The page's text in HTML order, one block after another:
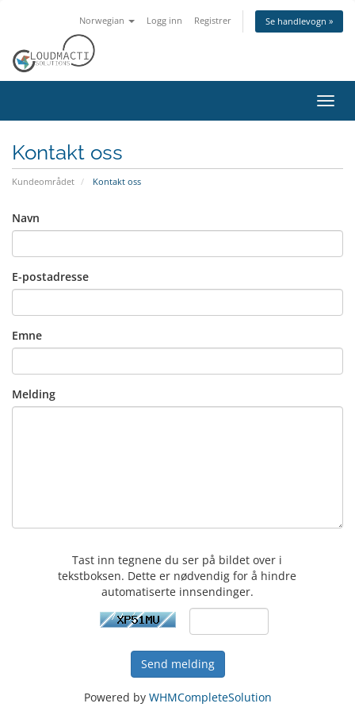
Norwegian Logg inn Registrer Se handlevogn »
Bytt
Kontakt oss
Kundeområdet Kontakt oss
Navn
E-postadresse
Emne
Melding
Tast inn tegnene du ser på bildet over i
tekstboksen. Dette er nødvendig for å hindre
automatiserte innsendinger.
Send melding
Powered by WHMCompleteSolution